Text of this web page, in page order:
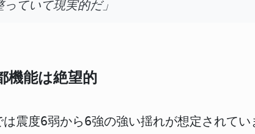
ていて現実的だ」
機能は絶望的
震度6弱から6強の強い揺れが想定されて